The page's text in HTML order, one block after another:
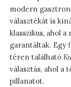
modern
választékát is
klasszikus, ahol
garantáltak. Egy
téren található
választás, ahol
pillanatot.